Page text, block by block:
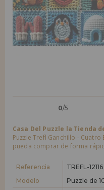
LIQUIDACIONES
INFORMACIÓN
Quiero registrarme como
nuevo
Al crear una cuenta en
nuevo
0/5
Casa Del Puzzle la Tienda
Puzzle Trefl Ganchillo -
pueda comprar de forma
Referencia
TREFL-12116
Modelo
Puzzle de